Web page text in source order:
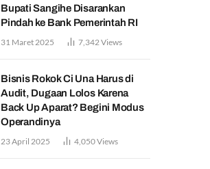
Bupati Sangihe Disarankan
Pindah ke Bank Pemerintah RI
31 Maret 2025 7,342 Views
Bisnis Rokok Ci Una Harus di
Audit, Dugaan Lolos Karena
Back Up Aparat? Begini Modus
Operandinya
23 April 2025 4,050Views